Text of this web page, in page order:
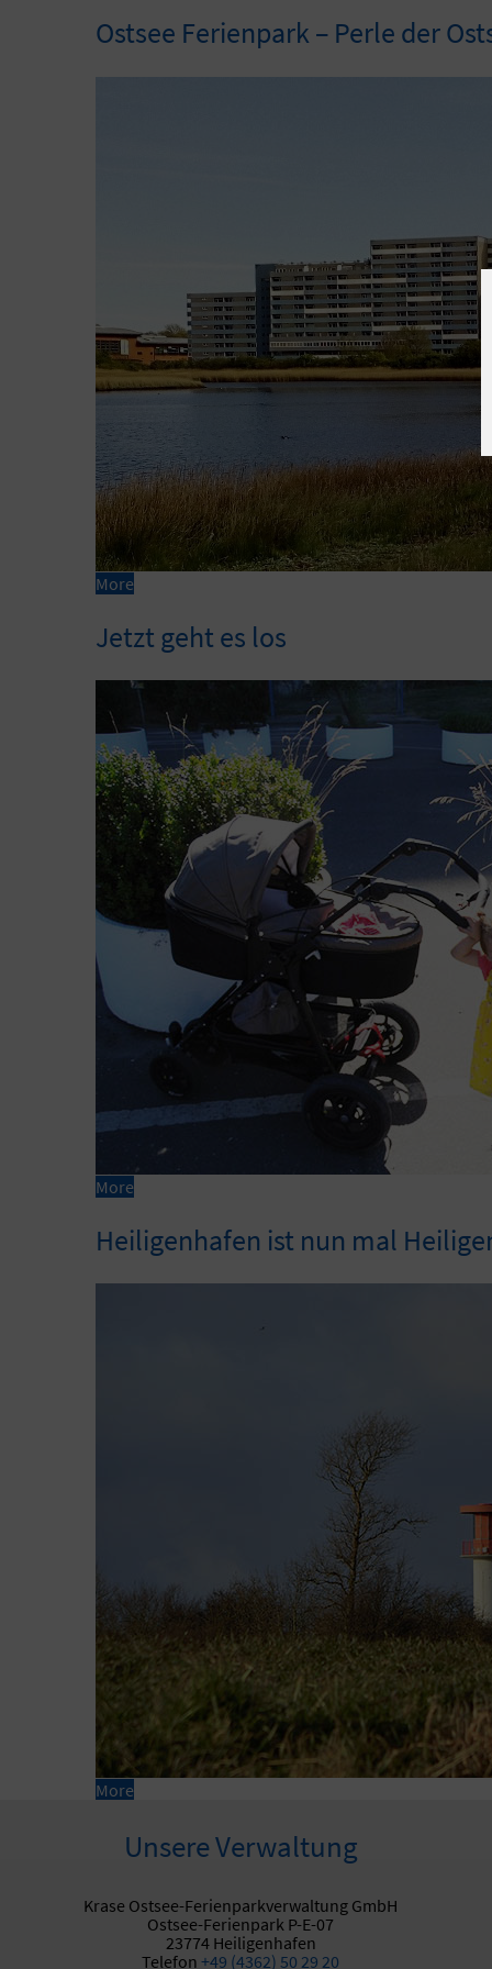
Ostsee Ferienpark – Perle der
More
Jetzt geht es los
More
Heiligenhafen ist nun mal
More
Unsere Verwaltung
Krase Ostsee-Ferienparkverwaltung GmbH
Ostsee-Ferienpark P-E-07
23774 Heiligenhafen
Telefon +49 (4362) 50 29 20